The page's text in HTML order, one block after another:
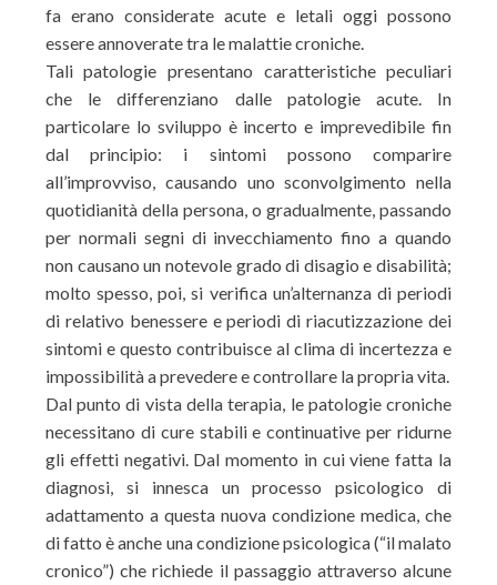
fa erano considerate acute e letali oggi possono
essere annoverate tra le malattie croniche.
Tali patologie presentano caratteristiche peculiari
che le differenziano dalle patologie acute. In
particolare lo sviluppo è incerto e imprevedibile fin
dal principio: i sintomi possono comparire
all’improvviso, causando uno sconvolgimento nella
quotidianità della persona, o gradualmente, passando
per normali segni di invecchiamento fino a quando
non causano un notevole grado di disagio e disabilità;
molto spesso, poi, si verifica un’alternanza di periodi
di relativo benessere e periodi di riacutizzazione dei
sintomi e questo contribuisce al clima di incertezza e
impossibilità a prevedere e controllare la propria vita.
Dal punto di vista della terapia, le patologie croniche
necessitano di cure stabili e continuative per ridurne
gli effetti negativi. Dal momento in cui viene fatta la
diagnosi, si innesca un processo psicologico di
adattamento a questa nuova condizione medica, che
di fatto è anche una condizione psicologica (“il malato
cronico”) che richiede il passaggio attraverso alcune